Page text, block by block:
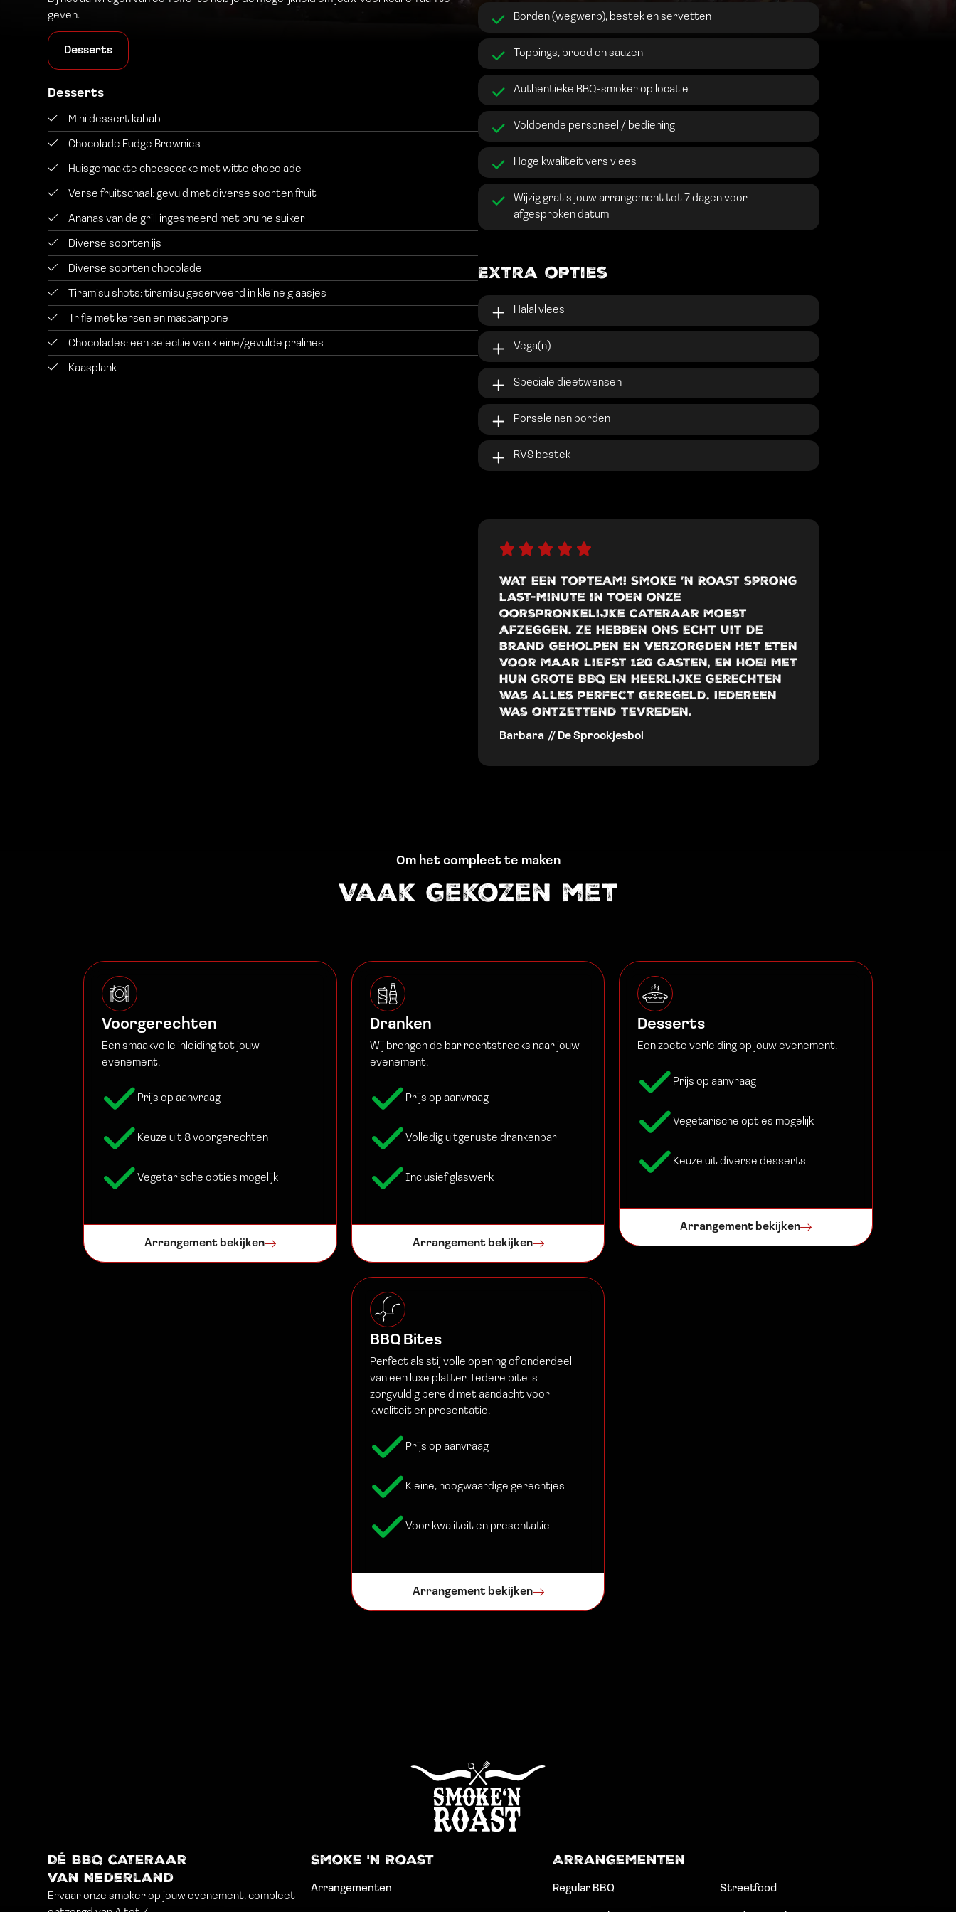
geven.
Desserts
Desserts
Mini dessert kabab
Chocolade Fudge Brownies
Huisgemaakte cheesecake met witte chocolade
Verse fruitschaal: gevuld met diverse soorten fruit
Ananas van de grill ingesmeerd met bruine suiker
Diverse soorten ijs
Diverse soorten chocolade
Tiramisu shots: tiramisu geserveerd in kleine glaasjes
Trifle met kersen en mascarpone
Chocolades: een selectie van kleine/gevulde pralines
Kaasplank
Borden (wegwerp), bestek en servetten
Toppings, brood en sauzen
Authentieke BBQ-smoker op locatie
Voldoende personeel / bediening
Hoge kwaliteit vers vlees
Wijzig gratis jouw arrangement tot 7 dagen voor
afgesproken datum
Extra opties
Halal vlees
Vega(n)
Speciale dieetwensen
Porseleinen borden
RVS bestek
Wat een topteam! Smoke ’n Roast sprong
last-minute in toen onze
oorspronkelijke cateraar moest
afzeggen. Ze hebben ons echt uit de
brand geholpen en verzorgden het eten
voor maar liefst 120 gasten, en hoe! Met
hun grote BBQ en heerlijke gerechten
was alles perfect geregeld. Iedereen
was ontzettend tevreden.
Barbara // De Sprookjesbol
Om het compleet te maken
Vaak gekozen met
Voorgerechten
Een smaakvolle inleiding tot jouw
evenement.
Prijs op aanvraag
Keuze uit 8 voorgerechten
Vegetarische opties mogelijk
Arrangement bekijken
Dranken
Wij brengen de bar rechtstreeks naar jouw
evenement.
Prijs op aanvraag
Volledig uitgeruste drankenbar
Inclusief glaswerk
Arrangement bekijken
Desserts
Een zoete verleiding op jouw evenement.
Prijs op aanvraag
Vegetarische opties mogelijk
Keuze uit diverse desserts
Arrangement bekijken
BBQ Bites
Perfect als stijlvolle opening of onderdeel
van een luxe platter. Iedere bite is
zorgvuldig bereid met aandacht voor
kwaliteit en presentatie.
Prijs op aanvraag
Kleine, hoogwaardige gerechtjes
Voor kwaliteit en presentatie
Arrangement bekijken
Dé BBQ cateraar
van Nederland
Ervaar onze smoker op jouw evenement, compleet
Smoke 'N Roast
Arrangementen
Arrangementen
Regular BBQ Streetfood